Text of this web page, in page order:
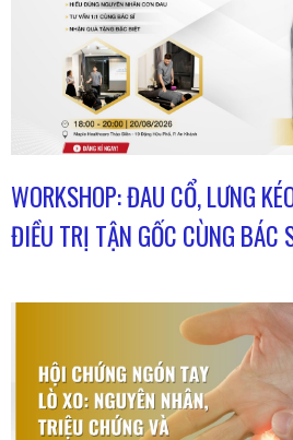
WORKSHOP: ĐAU CỔ, LƯNG
ĐIỀU TRỊ TẬN GỐC CÙNG BÁC